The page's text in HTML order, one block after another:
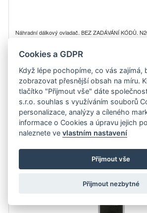
Náhradní dálkový ovladač. BEZ ZADÁVÁNÍ KÓDŮ.
579 Kč
SONY RMT-D215P, RDR-GX210 náhradní
stejným popisem
Cookies a GDPR
Když lépe pochopíme, co vás zajímá,
zobrazovat přesnější obsah na míru.
tlačítko "Přijmout vše" dáte
s.r.o. souhlas s využíváním souborů
personalizace, analýzy a cíleného
informace o Cookies a úpravu jejich
naleznete vevlastním nastavení
Přijmout vše
Přijmout nezbytné